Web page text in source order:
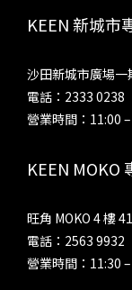
KEEN 新城市
沙田新城市廣場一
電話：2333 0238
營業時間：11:00
KEEN MOKO
旺角 MOKO 4 樓
電話：2563 9932
營業時間：11:30